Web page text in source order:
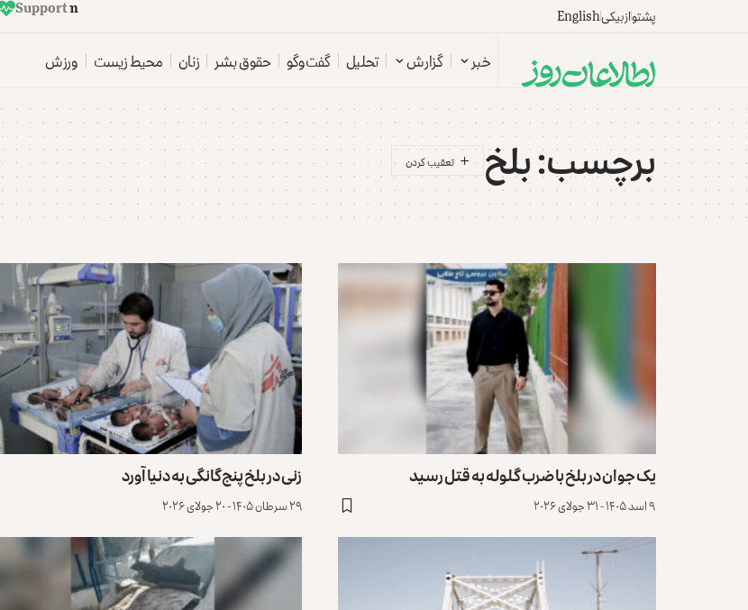
پشتوازبیکیEnglish
E
Support
خبر گزارش تحلیل گفت‌وگو حقوق بشر زنان محیط زیست ورزش
برچسب:بلخ
یک جوان در بلخ با ضرب گلوله به قتل رسید
۹ اسد ۱۴۰۵ - ۳۱ جولای ۲۰۲۶
زنی در بلخ پنج‌گانگی به دنیا آورد
۲۹ سرطان ۱۴۰۵ - ۲۰ جولای ۲۰۲۶